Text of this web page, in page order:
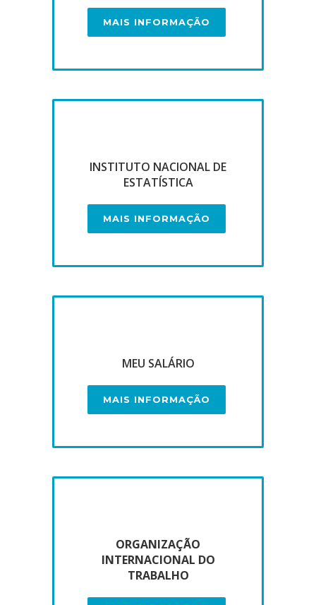
MAIS INFORMAÇÃO
INSTITUTO NACIONAL DE
ESTATÍSTICA
MAIS INFORMAÇÃO
MEU SALÁRIO
MAIS INFORMAÇÃO
ORGANIZAÇÃO
INTERNACIONAL DO
TRABALHO